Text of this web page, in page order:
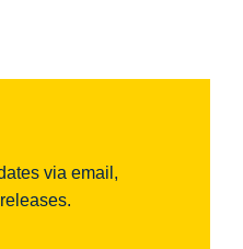
via email,